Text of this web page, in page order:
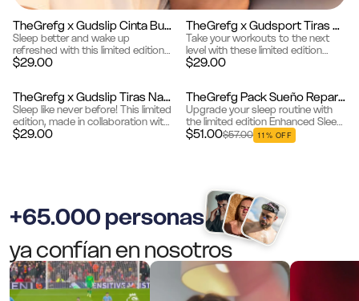
Edición limitada TheGrefg x Gudslip Cinta Bucal
Sleep better and wake up
refreshed with this limited edition
GREFG Gudslip Mouth Tape.
gen...
$29.00
Edición limitada TheGrefg x Gudsport Tiras Nasales
Take your workouts to the next
level with these limited edition
GREFG Gudsport Nose Strips.
$29.00
Edición limitada TheGrefg x Gudslip Tiras Nasales
Sleep like never before! This limited
edition, made in collaboration with
Grefg, helps you breathe better
$29.00
Edición limitada TheGrefg Pack Sueño Reparador
Upgrade your sleep routine with
the limited edition Enhanced Sleep
Pack, designed in collaboration
with GREFG. This pack combines
$51.00$57.00 11% OFF
+65.000 personas
ya confían en nosotros